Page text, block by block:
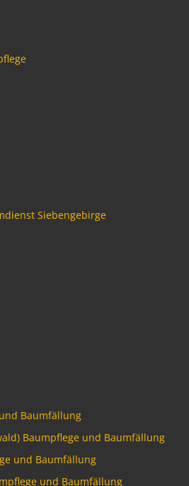
Siebengebirge
Baumfällung
Baumpflege und Baumfällung
und Baumfällung
und Baumfällung